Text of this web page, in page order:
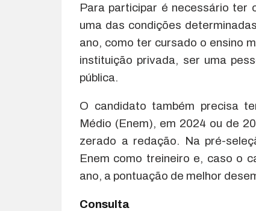
Para participar é necessário ter
uma das condições
ano, como ter cursado o ensino
instituição privada, ser uma
pública.
O candidato também precisa
Médio (Enem), em 2024 ou de
zerado a redação. Na pré-
Enem como treineiro e, caso o
ano, a pontuação de melhor
Consulta